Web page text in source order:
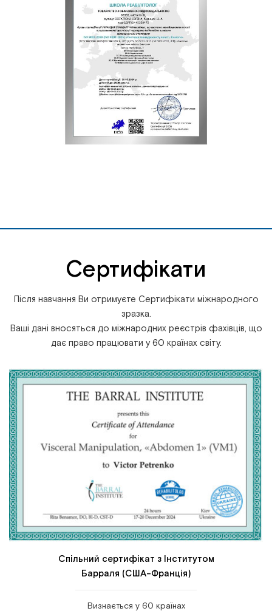
Сертифікати
Після навчання Ви отримуєте Сертифікати міжнародного
зразка.
Ваші дані вносяться до міжнародних реєстрів фахівців, що
дає право працювати у 60 країнах світу.
Спільний сертифікат з Інститутом
Барраля (США-Франція)
Визнається у 60 країнах